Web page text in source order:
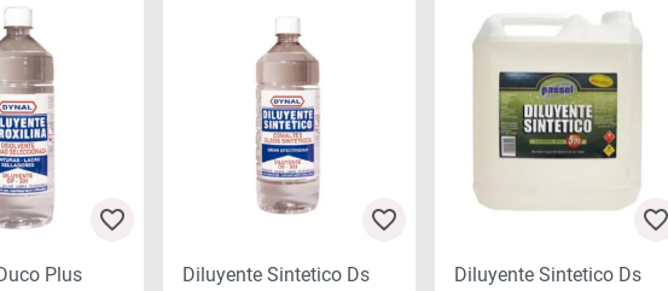
Plus
Diluyente Sintetico Ds
Diluyente Sintetico Ds